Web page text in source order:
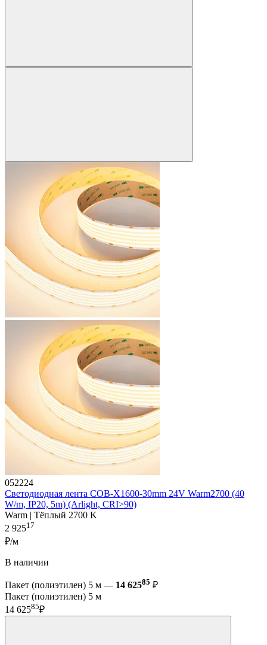
052224
Светодиодная лента COB-X1600-30mm 24V Warm2700 (40
W/m, IP20, 5m) (Arlight, CRI>90)
Warm | Тёплый 2700 K
2 92517
₽/м
В наличии
Пакет (полиэтилен) 5 м — 14 62585 ₽
Пакет (полиэтилен) 5 м
14 62585₽